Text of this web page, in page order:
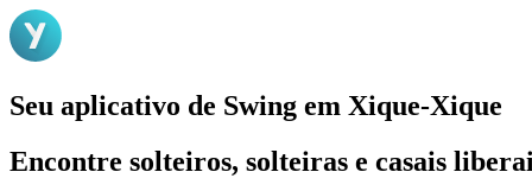
Seu aplicativo de Swing em Xique-Xique
Encontre solteiros, solteiras e casais